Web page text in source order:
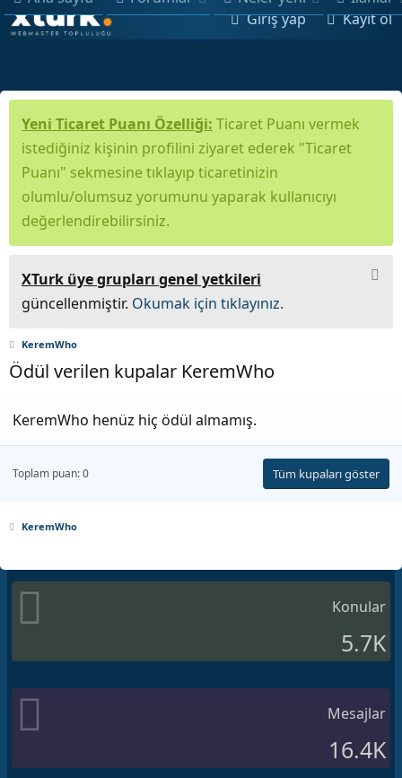
Giriş yap Kayıt ol
Yeni Ticaret Puanı Özelliği: Ticaret Puanı vermek
istediğiniz kişinin profilini ziyaret ederek "Ticaret
Puanı" sekmesine tıklayıp ticaretinizin
olumlu/olumsuz yorumunu yaparak kullanıcıyı
değerlendirebilirsiniz.
XTurk üye grupları genel yetkileri
güncellenmiştir. Okumak için tıklayınız.
KeremWho
Ödül verilen kupalar KeremWho
KeremWho henüz hiç ödül almamış.
Toplam puan: 0 Tüm kupaları göster
KeremWho
Konular
5.7K
Mesajlar
16.4K